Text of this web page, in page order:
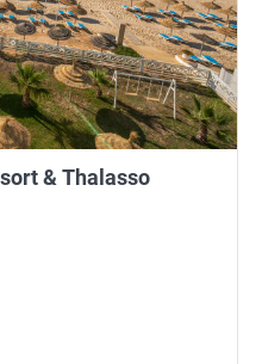
& Thalasso